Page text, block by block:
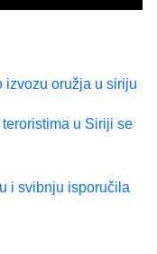
izvozu oružja u siriju
u Siriji se
i svibnju isporučila